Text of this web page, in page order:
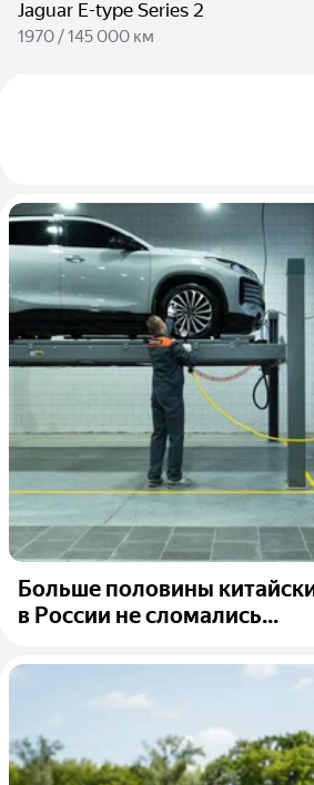
Jaguar E-type Series 2
1970 / 145 000 км
Больше половины
в России не сломались...